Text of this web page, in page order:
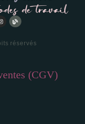
réservés
(CGV)